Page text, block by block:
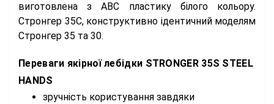
виготовлена з ABC пластику білого кольору.
Стронгер 35С, конструктивно ідентичний моделям
Стронгер 35 та 30.
Переваги якірної лебідки STRONGER 35S STEEL
HANDS
зручність користування завдяки